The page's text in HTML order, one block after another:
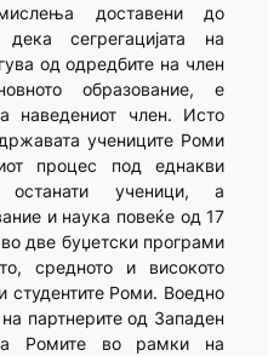
доставени до
сегрегацијата на
од одредбите на член
образование, е
наведениот член. Исто
учениците Роми
процес под еднакви
ученици, а
и наука повеќе од 17
две буџетски програми
средното и високото
студентите Роми. Воедно
партнерите од Западен
Ромите во рамки на